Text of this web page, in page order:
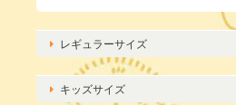
レギュラーサイズ
キッズサイズ